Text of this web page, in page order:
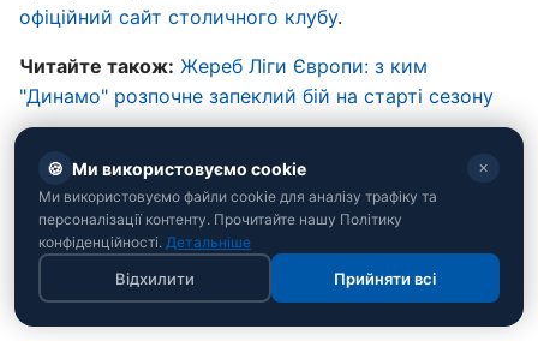
офіційний сайт столичного клубу.
Читайте також: Жереб Ліги Європи: з ким
"Динамо" розпочне запеклий бій на старті сезону
🍪 Ми використовуємо cookie ✕
Ми використовуємо файли cookie для аналізу трафіку та
персоналізації контенту. Прочитайте нашу Політику
конфіденційності. Детальніше
Відхилити Прийняти всі